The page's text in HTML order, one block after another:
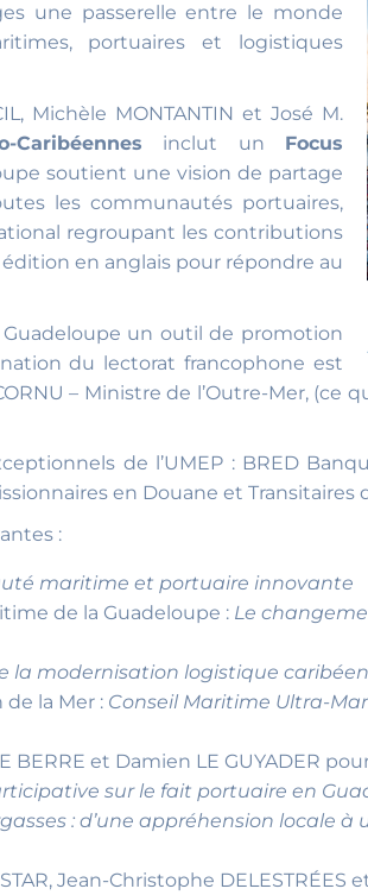
une passerelle entre le monde
portuaires et logistiques
Michèle MONTANTIN et José M.
inclut un Focus
soutient une vision de partage
les communautés portuaires,
regroupant les contributions
en anglais pour répondre au
Guadeloupe un outil de promotion
du lectorat francophone est
– Ministre de l’Outre-Mer, (ce
de l’UMEP : BRED
en Douane et Transitaires
:
maritime et portuaire innovante
de la Guadeloupe : Le
modernisation logistique
la Mer : Conseil Maritime Ultra-
BERRE et Damien LE GUYADER
sur le fait portuaire en
: d’une appréhension locale
Jean-Christophe